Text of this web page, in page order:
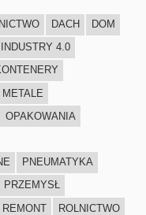
DACH
DOM
INDUSTRY 4.0
METALE
OPAKOWANIA
PNEUMATYKA
PRZEMYSŁ
REMONT
ROLNICTWO